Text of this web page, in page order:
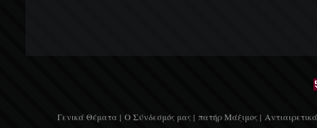
Γενικά Θέματα | Ο Σύνδεσμός μας | πατήρ Μάξιμος |